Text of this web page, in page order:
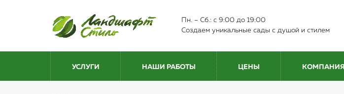
Пн. – Сб.: с 9:00 до 19:00
Создаем уникальные сады с душой и стилем
УСЛУГИ НАШИ РАБОТЫ ЦЕНЫ КОМПАНИЯ